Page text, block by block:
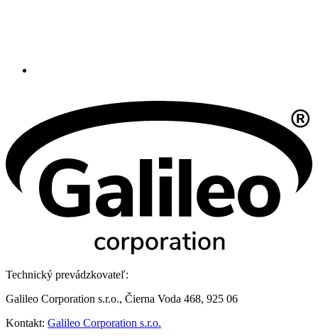
Technický prevádzkovateľ:
Galileo Corporation s.r.o., Čierna Voda 468, 925 06
Kontakt: Galileo Corporation s.r.o.